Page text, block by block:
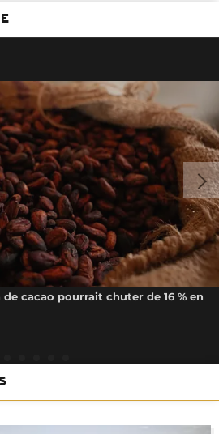
cacao pourrait chuter de 16 % en